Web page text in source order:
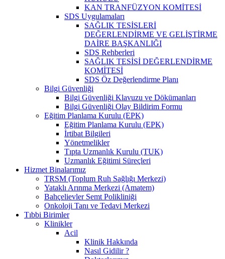
KAN TRANFÜZYON KOMİTESİ
SDS Uygulamaları
SAĞLIK TESİSLERİ
DEĞERLENDİRME VE GELİŞTİRME
DAİRE BAŞKANLIĞI
SDS Rehberleri
SAĞLIK TESİSİ DEĞERLENDİRME
KOMİTESİ
SDS Öz Değerlendirme Planı
Bilgi Güvenliği
Bilgi Güvenliği Klavuzu ve Dökümanları
Bilgi Güvenliği Olay Bildirim Formu
Eğitim Planlama Kurulu (EPK)
Eğitim Planlama Kurulu (EPK)
İrtibat Bilgileri
Yönetmelikler
Tıpta Uzmanlık Kurulu (TUK)
Uzmanlık Eğitimi Süreçleri
Hizmet Binalarımız
TRSM (Toplum Ruh Sağlığı Merkezi)
Yataklı Arınma Merkezi (Amatem)
Bahçelievler Semt Polikliniği
Onkoloji Tanı ve Tedavi Merkezi
Tıbbi Birimler
Klinikler
Acil
Klinik Hakkında
Nasıl Gidilir ?